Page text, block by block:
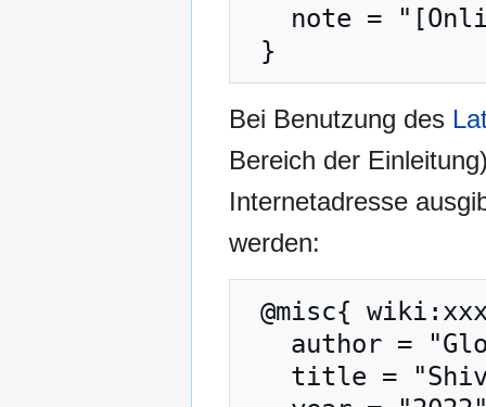
Bei Benutzung des
Bereich der
Internetadresse
werden: